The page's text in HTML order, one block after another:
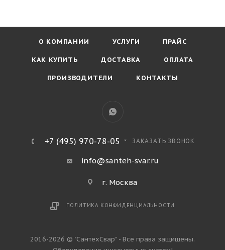
О КОМПАНИИ УСЛУГИ ПРАЙС
КАК КУПИТЬ ДОСТАВКА ОПЛАТА
ПРОИЗВОДИТЕЛИ КОНТАКТЫ
+7 (495) 970-78-05 ЗАКАЗАТЬ ЗВОНОК
info@santeh-svar.ru
г. Москва
ПОЛИТИКА КОНФИДЕНЦИАЛЬНОСТИ
2016-2026 © "СантехСвар" - Все права защищены.